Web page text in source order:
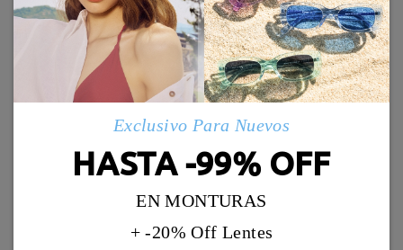
Leer todos los
comentarios
Deje su comentario
Enviado
5-7 días laborales detalles
Llegado
Marcos Similares
TR55132
Exclusivo Para Nuevos
HASTA -99% OFF
EN MONTURAS
+ -20% Off Lentes